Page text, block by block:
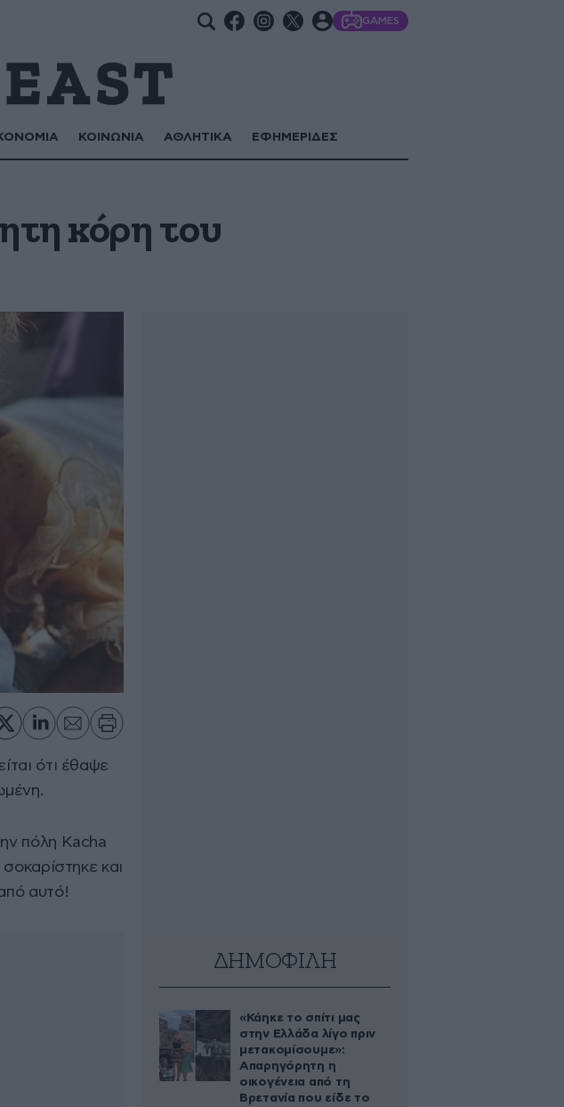
GAMES
ΚΟΙΝΩΝΙΑ ΑΘΛΗΤΙΚΑ ΕΦΗΜΕΡΙΔΕΣ
κόρη του
ότι έθαψε
πόλη Kacha
και
αυτό!
ΔΗΜΟΦΙΛΗ
«Κάηκε το σπίτι μας
στην Ελλάδα λίγο πριν
μετακομίσουμε»:
Απαρηγόρητη η
οικογένεια από τη
Βρετανία που είδε το